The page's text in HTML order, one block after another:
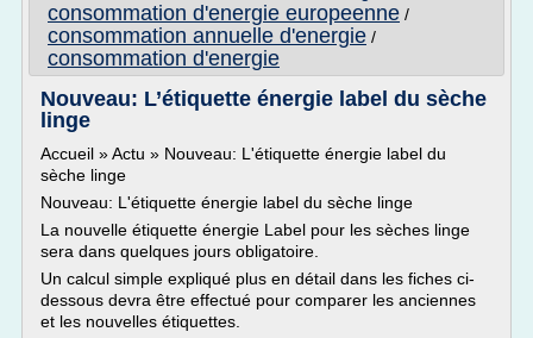
consommation d'energie europeenne /
consommation annuelle d'energie /
consommation d'energie
Nouveau: L’étiquette énergie label du sèche
linge
Accueil » Actu » Nouveau: L'étiquette énergie label du
sèche linge
Nouveau: L'étiquette énergie label du sèche linge
La nouvelle étiquette énergie Label pour les sèches linge
sera dans quelques jours obligatoire.
Un calcul simple expliqué plus en détail dans les fiches ci-
dessous devra être effectué pour comparer les anciennes
et les nouvelles étiquettes.